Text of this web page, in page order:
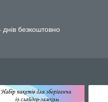
безкоштовно